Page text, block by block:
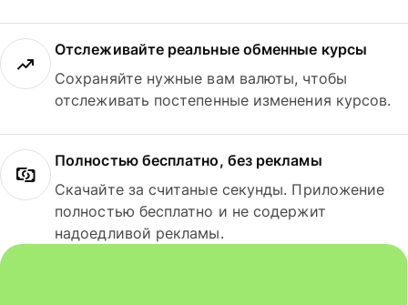
Отслеживайте реальные обменные курсы
Сохраняйте нужные вам валюты, чтобы
отслеживать постепенные изменения курсов.
Полностью бесплатно, без рекламы
Скачайте за считаные секунды. Приложение
полностью бесплатно и не содержит
надоедливой рекламы.